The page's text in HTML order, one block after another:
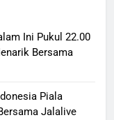
Ini Pukul 22.00
Bersama
Piala
Jalalive